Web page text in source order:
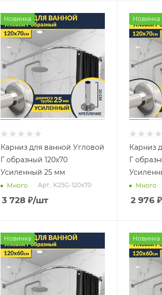
Новинка
Карниз для ванной Угловой
Г образный 120х70
Усиленный 25 мм
Много Арт.: K25G-120x70
3 728₽/шт
Новинка
Карниз
Г
Много
2 976 ₽
Новинка Новинка